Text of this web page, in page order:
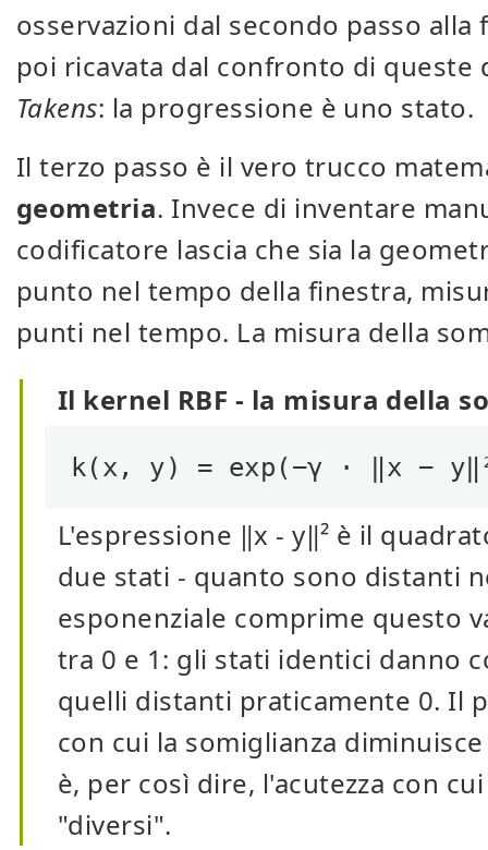
osservazioni dal secondo passo
poi ricavata dal confronto di queste
Takens: la progressione è uno stato.
Il terzo passo è il vero trucco
geometria. Invece di inventare
codificatore lascia che sia la
punto nel tempo della finestra,
punti nel tempo. La misura della
Il kernel RBF - la misura della
k(x, y) = exp(−γ · ‖x −
L'espressione ‖x - y‖² è il
due stati - quanto sono distanti
esponenziale comprime questo
tra 0 e 1: gli stati identici danno
quelli distanti praticamente 0. Il
con cui la somiglianza
è, per così dire, l'acutezza con
"diversi".